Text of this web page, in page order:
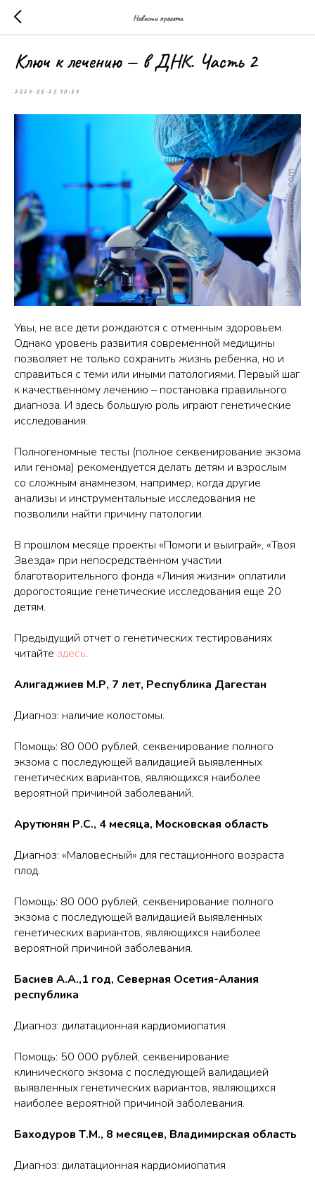
Новости проекта
Ключ к лечению — в ДНК. Часть 2
2024-03-27 10:34
Увы, не все дети рождаются с отменным здоровьем.
Однако уровень развития современной медицины
позволяет не только сохранить жизнь ребенка, но и
справиться с теми или иными патологиями. Первый шаг
к качественному лечению – постановка правильного
диагноза. И здесь большую роль играют генетические
исследования.
Полногеномные тесты (полное секвенирование экзома
или генома) рекомендуется делать детям и взрослым
со сложным анамнезом, например, когда другие
анализы и инструментальные исследования не
позволили найти причину патологии.
В прошлом месяце проекты «Помоги и выиграй», «Твоя
Звезда» при непосредственном участии
благотворительного фонда «Линия жизни» оплатили
дорогостоящие генетические исследования еще 20
детям.
Предыдущий отчет о генетических тестированиях
читайте здесь.
Алигаджиев М.Р, 7 лет, Республика Дагестан
Диагноз: наличие колостомы.
Помощь: 80 000 рублей, секвенирование полного
экзома с последующей валидацией выявленных
генетических вариантов, являющихся наиболее
вероятной причиной заболеваний.
Арутюнян Р.С., 4 месяца, Московская область
Диагноз: «Маловесный» для гестационного возраста
плод.
Помощь: 80 000 рублей, секвенирование полного
экзома с последующей валидацией выявленных
генетических вариантов, являющихся наиболее
вероятной причиной заболевания.
Басиев А.А.,1 год, Северная Осетия-Алания
республика
Диагноз: дилатационная кардиомиопатия.
Помощь: 50 000 рублей, секвенирование
клинического экзома с последующей валидацией
выявленных генетических вариантов, являющихся
наиболее вероятной причиной заболевания.
Баходуров Т.М., 8 месяцев, Владимирская область
Диагноз: дилатационная кардиомиопатия